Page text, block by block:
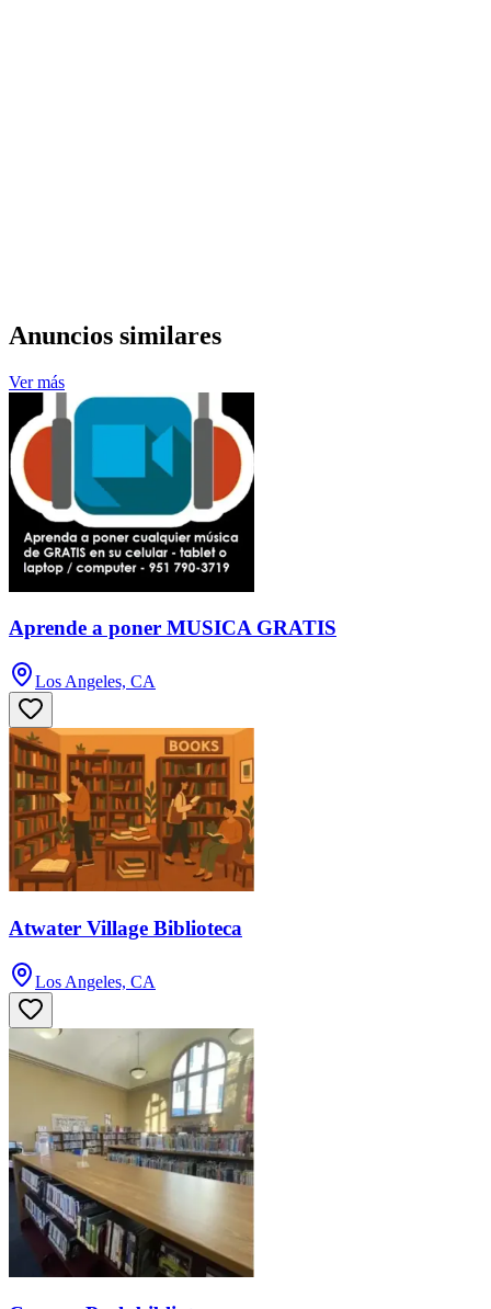
Anuncios similares
Ver más
Aprende a poner MUSICA GRATIS
Los Angeles, CA
Atwater Village Biblioteca
Los Angeles, CA